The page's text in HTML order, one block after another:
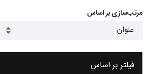
مرتب‌سازی بر اساس
فیلتر بر اساس